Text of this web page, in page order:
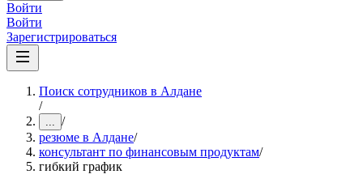
Войти
Войти
Зарегистрироваться
Поиск сотрудников в Алдане
/
... /
резюме в Алдане/
консультант по финансовым продуктам/
гибкий график